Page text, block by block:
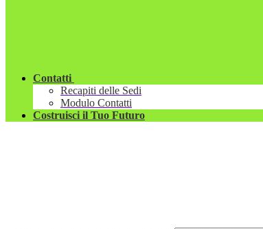
Contatti
Recapiti delle Sedi
Modulo Contatti
Costruisci il Tuo Futuro